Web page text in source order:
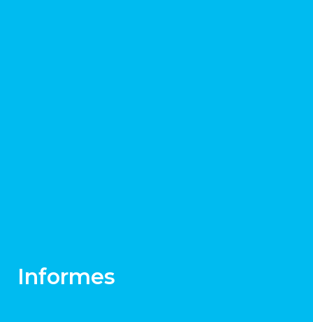
Informes